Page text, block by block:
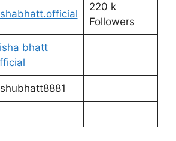
220 k
Followers
bhatt